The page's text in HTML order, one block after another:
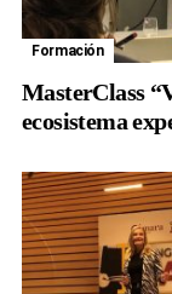
Formación
MasterClass
ecosistema